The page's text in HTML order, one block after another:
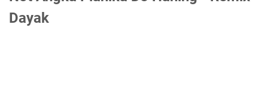
Dayak